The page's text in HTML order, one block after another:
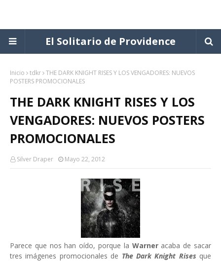
El Solitario de Providence
Inicio tdkr THE DARK KNIGHT RISES Y LOS VENGADORES: NUEVOS
POSTERS PROMOCIONALES
THE DARK KNIGHT RISES Y LOS
VENGADORES: NUEVOS POSTERS
PROMOCIONALES
Silver Draper Mayo 22, 2012
Parece que nos han oído, porque la Warner acaba de sacar
tres imágenes promocionales de The Dark Knight Rises que